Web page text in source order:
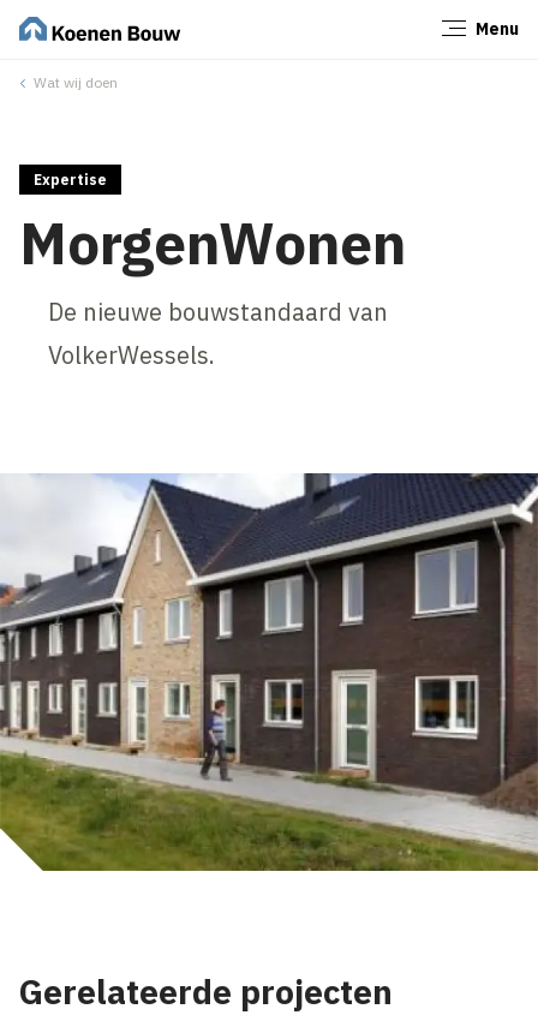
Menu
Wat wij doen
Expertise
MorgenWonen
De nieuwe bouwstandaard van
VolkerWessels.
Gerelateerde projecten
Sluiten